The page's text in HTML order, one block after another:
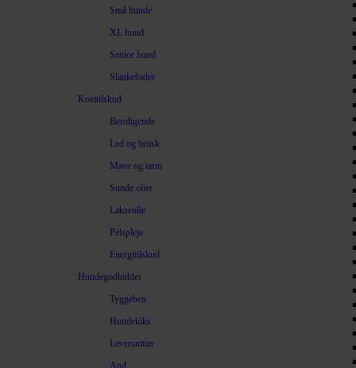
Små hunde
XL hund
Senior hund
Slankefoder
Kosttilskud
Beroligende
Led og brusk
Mave og tarm
Sunde olier
Lakseolie
Pelspleje
Energitilskud
Hundegodbidder
Tyggeben
Hundekiks
Leversnitter
And